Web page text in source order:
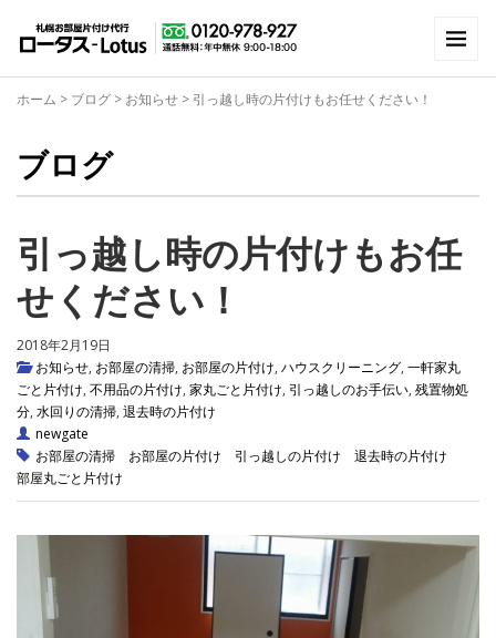
ホーム > ブログ > お知らせ > 引っ越し時の片付けもお任せください！
ブログ
引っ越し時の片付けもお任
せください！
2018年2月19日
お知らせ, お部屋の清掃, お部屋の片付け, ハウスクリーニング, 一軒家丸
ごと片付け, 不用品の片付け, 家丸ごと片付け, 引っ越しのお手伝い, 残置物処
分, 水回りの清掃, 退去時の片付け
newgate
お部屋の清掃
お部屋の片付け 引っ越しの片付け
退去時の片付け
部屋丸ごと片付け